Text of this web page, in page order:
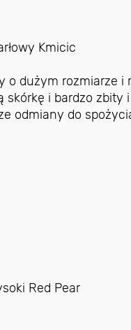
Kmicic
o dużym rozmiarze i
i bardzo
odmiany do
Red Pear